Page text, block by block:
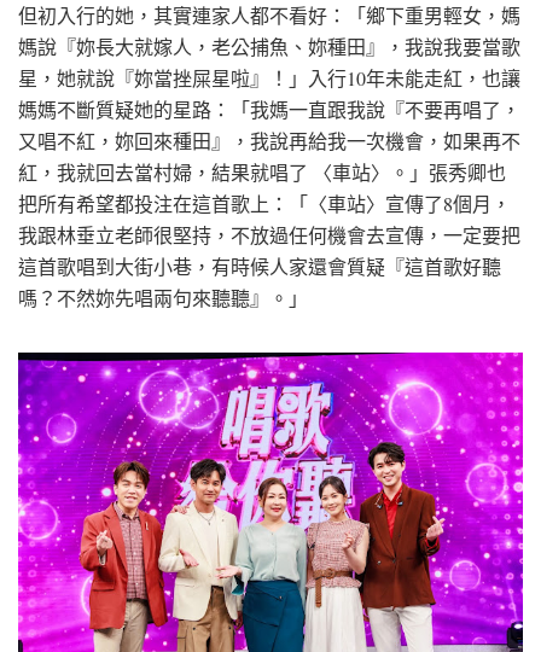
但初入行的她，其實連家人都不看好：「鄉下重男輕女，媽
媽說『妳長大就嫁人，老公捕魚、妳種田』，我說我要當歌
星，她就說『妳當挫屎星啦』！」入行10年未能走紅，也讓
媽媽不斷質疑她的星路：「我媽一直跟我說『不要再唱了，
又唱不紅，妳回來種田』，我說再給我一次機會，如果再不
紅，我就回去當村婦，結果就唱了 〈車站〉。」張秀卿也
把所有希望都投注在這首歌上：「〈車站〉宣傳了8個月，
我跟林垂立老師很堅持，不放過任何機會去宣傳，一定要把
這首歌唱到大街小巷，有時候人家還會質疑『這首歌好聽
嗎？不然妳先唱兩句來聽聽』。」